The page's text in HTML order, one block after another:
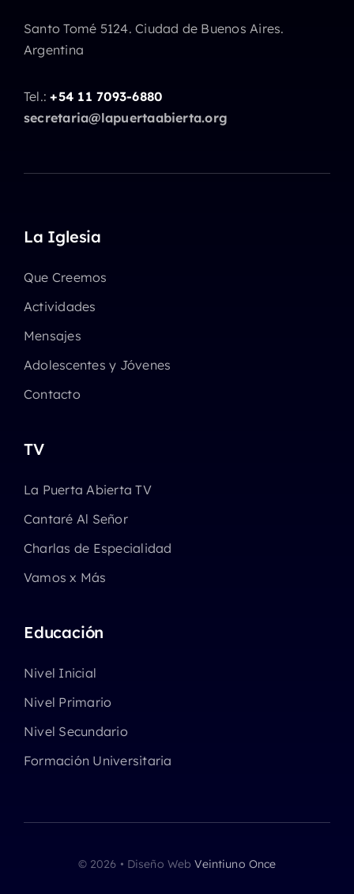
Santo Tomé 5124. Ciudad de Buenos Aires.
Argentina
Tel.:+54 11 7093-6880
secretaria@lapuertaabierta.org
La Iglesia
Que Creemos
Actividades
Mensajes
Adolescentes y Jóvenes
Contacto
TV
La Puerta Abierta TV
Cantaré Al Señor
Charlas de Especialidad
Vamos x Más
Educación
Nivel Inicial
Nivel Primario
Nivel Secundario
Formación Universitaria
© 2026 • Diseño WebVeintiuno Once